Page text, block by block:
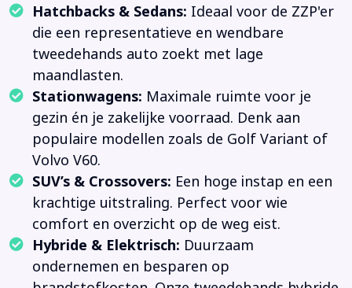
Hatchbacks & Sedans: Ideaal voor de ZZP'er
die een representatieve en wendbare
tweedehands auto zoekt met lage
maandlasten.
Stationwagens: Maximale ruimte voor je
gezin én je zakelijke voorraad. Denk aan
populaire modellen zoals de Golf Variant of
Volvo V60.
SUV’s & Crossovers: Een hoge instap en een
krachtige uitstraling. Perfect voor wie
comfort en overzicht op de weg eist.
Hybride & Elektrisch: Duurzaam
ondernemen en besparen op